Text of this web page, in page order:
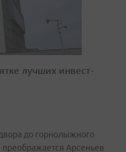
лучших инвест-
до горнолыжного
преображается Арсеньев